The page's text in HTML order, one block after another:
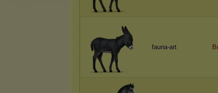
fauna-art